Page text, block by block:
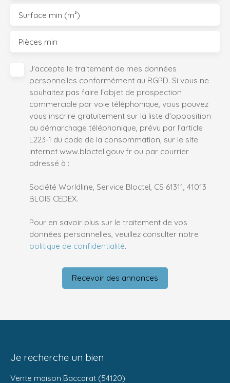
Surface min (m²)
Pièces min
J'accepte le traitement de mes données
personnelles conformément au RGPD. Si vous ne
souhaitez pas faire l'objet de prospection
commerciale par voie téléphonique, vous pouvez
vous inscrire gratuitement sur la liste d'opposition
au démarchage téléphonique, prévu par l'article
L223-1 du code de la consommation, sur le site
Internet www.bloctel.gouv.fr ou par courrier
adressé à :
Société Worldline, Service Bloctel, CS 61311, 41013
BLOIS CEDEX.
Pour en savoir plus sur le traitement de vos
données personnelles, veuillez consulter notre
politique de confidentialité.
Recevoir des annonces
Je recherche un bien
Vente maison Baccarat (54120)